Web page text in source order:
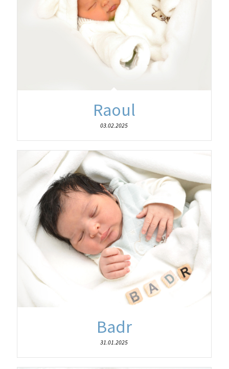
Raoul
03.02.2025
Badr
31.01.2025